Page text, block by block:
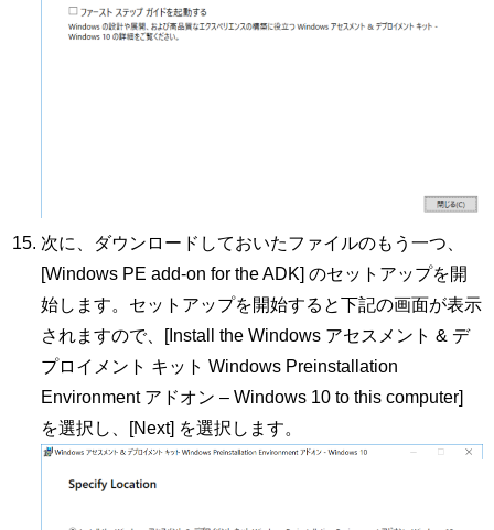
次に、ダウンロードしておいたファイルのもう一つ、
[Windows PE add-on for the ADK] のセットアップを開
始します。セットアップを開始すると下記の画面が表示
されますので、[Install the Windows アセスメント & デ
プロイメント キット Windows Preinstallation
Environment アドオン – Windows 10 to this computer]
を選択し、[Next] を選択します。